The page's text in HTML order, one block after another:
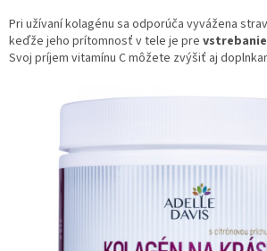
Pri užívaní kolagénu sa odporúča vyvážena
keďže jeho prítomnosť v tele je pre
Svoj príjem vitamínu C môžete zvýšiť aj